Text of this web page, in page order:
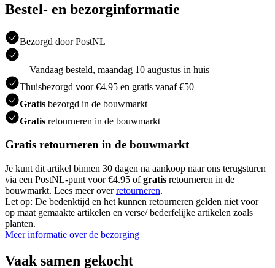
Bestel- en bezorginformatie
Bezorgd door PostNL
Vandaag besteld, maandag 10 augustus in huis
Thuisbezorgd voor €4.95 en gratis vanaf €50
Gratis bezorgd in de bouwmarkt
Gratis retourneren in de bouwmarkt
Gratis retourneren in de bouwmarkt
Je kunt dit artikel binnen 30 dagen na aankoop naar ons terugsturen
via een PostNL-punt voor €4.95 ofgratis retourneren in de
bouwmarkt. Lees meer overretourneren.
Let op: De bedenktijd en het kunnen retourneren gelden niet voor
op maat gemaakte artikelen en verse/ bederfelijke artikelen zoals
planten.
Meer informatie over de bezorging
Vaak samen gekocht